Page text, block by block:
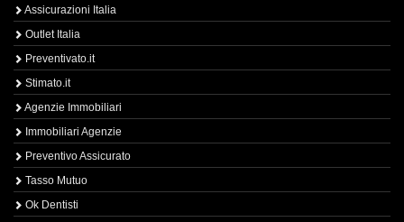
Assicurazioni Italia
Outlet Italia
Preventivato.it
Stimato.it
Agenzie Immobiliari
Immobiliari Agenzie
Preventivo Assicurato
Tasso Mutuo
Ok Dentisti